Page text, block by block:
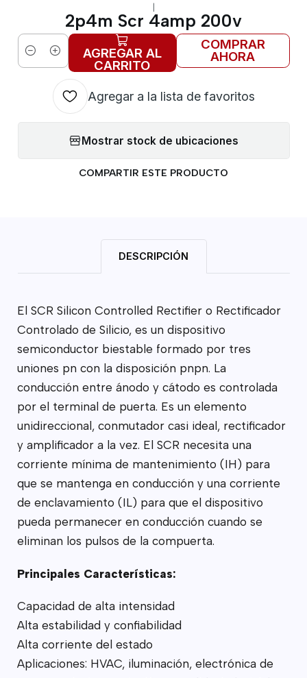
|
2p4m Scr 4amp 200v
Cantidad AGREGAR AL
CARRITO
COMPRAR
AHORA
Agregar a la lista de favoritos
Mostrar stock de ubicaciones
COMPARTIR ESTE PRODUCTO
DESCRIPCIÓN
El SCR Silicon Controlled Rectifier o Rectificador
Controlado de Silicio, es un dispositivo
semiconductor biestable formado por tres
uniones pn con la disposición pnpn. La
conducción entre ánodo y cátodo es controlada
por el terminal de puerta. Es un elemento
unidireccional, conmutador casi ideal, rectificador
y amplificador a la vez. El SCR necesita una
corriente mínima de mantenimiento (IH) para
que se mantenga en conducción y una corriente
de enclavamiento (IL) para que el dispositivo
pueda permanecer en conducción cuando se
eliminan los pulsos de la compuerta.
Principales Características:
Capacidad de alta intensidad
Alta estabilidad y confiabilidad
Alta corriente del estado
Aplicaciones: HVAC, iluminación, electrónica de